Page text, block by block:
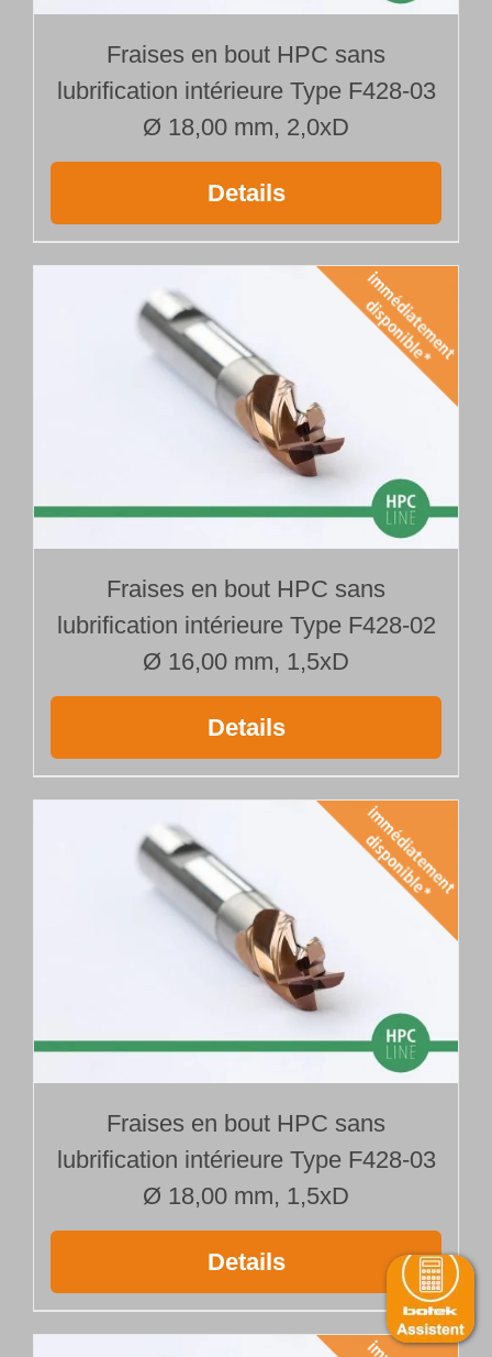
Fraises en bout HPC sans
lubrification intérieure Type F428-03
Ø 18,00 mm, 2,0xD
Details
Fraises en bout HPC sans
lubrification intérieure Type F428-02
Ø 16,00 mm, 1,5xD
Details
Fraises en bout HPC sans
lubrification intérieure Type F428-03
Ø 18,00 mm, 1,5xD
Details